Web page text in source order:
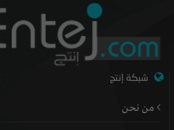
شبكة إنتج
من نحن